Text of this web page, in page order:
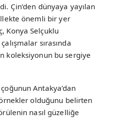
Çin’den dünyaya yayılan
önemli bir yer
Konya Selçuklu
sırasında
koleksiyonun bu sergiye
Antakya’dan
olduğunu belirten
nasıl güzelliğe